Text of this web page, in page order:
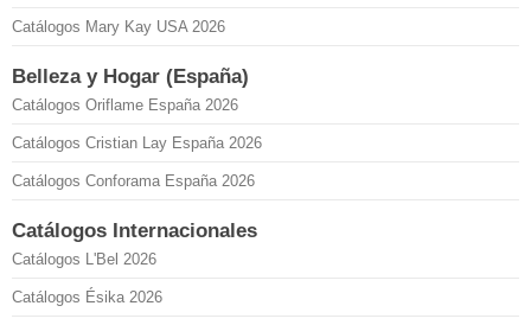
Catálogos Mary Kay USA 2026
Belleza y Hogar (España)
Catálogos Oriflame España 2026
Catálogos Cristian Lay España 2026
Catálogos Conforama España 2026
Catálogos Internacionales
Catálogos L'Bel 2026
Catálogos Ésika 2026